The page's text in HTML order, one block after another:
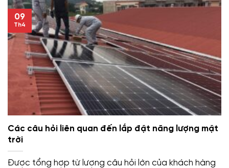
Các câu hỏi liên quan đến lắp đặt năng lượng mặt
trời
Được tổng hợp từ lượng câu hỏi lớn của khách hàng
09
Th4